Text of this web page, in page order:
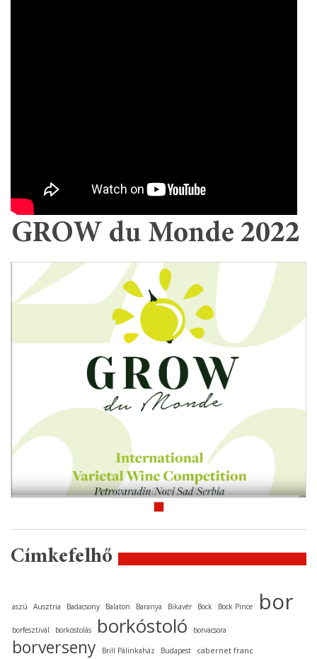
GROW du Monde 2022
Címkefelhő
aszú Ausztria Badacsony Balaton Baranya Bikavér Bock Bock Pince bor
borfesztivál borkóstolás borkóstoló borvacsora
borverseny Brill Pálinkaház Budapest cabernet franc